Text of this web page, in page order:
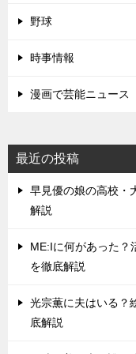
野球
時事情報
漫画で芸能ニュース
最近の投稿
早見優の娘の高校・
解説
ME:Iに何があった？
を徹底解説
光宗薫に夫はいる？
底解説